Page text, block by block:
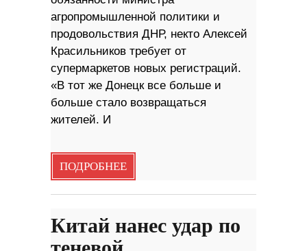
агропромышленной политики и
продовольствия ДНР, некто Алексей
Красильников требует от
супермаркетов новых регистраций.
«В тот же Донецк все больше и
больше стало возвращаться
жителей. И
ПОДРОБНЕЕ
Китай нанес удар по